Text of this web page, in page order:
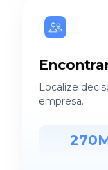
Localize
empresa.